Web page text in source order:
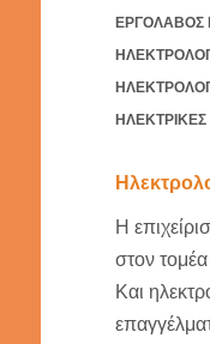
ΕΡΓΟΛΑΒΟΣ
ΗΛΕΚΤΡΙΚΕΣ
Η
στον
Και